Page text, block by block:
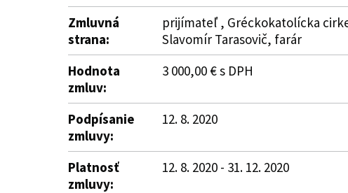
Zmluvná
strana:
prijímateľ , Gréckokatolícka
Slavomír Tarasovič, farár
Hodnota
zmluv:
3 000,00 € s DPH
Podpísanie
zmluvy:
12. 8. 2020
Platnosť
zmluvy:
12. 8. 2020 - 31. 12. 2020